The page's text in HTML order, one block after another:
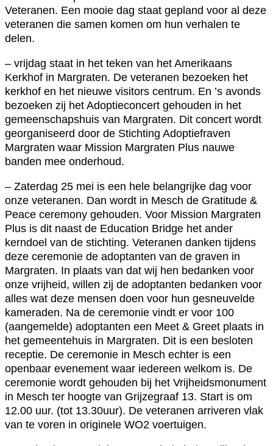
Veteranen. Een mooie dag staat gepland voor al deze
veteranen die samen komen om hun verhalen te
delen.
– vrijdag staat in het teken van het Amerikaans
Kerkhof in Margraten. De veteranen bezoeken het
kerkhof en het nieuwe visitors centrum. En ’s avonds
bezoeken zij het Adoptieconcert gehouden in het
gemeenschapshuis van Margraten. Dit concert wordt
georganiseerd door de Stichting Adoptiefraven
Margraten waar Mission Margraten Plus nauwe
banden mee onderhoud.
– Zaterdag 25 mei is een hele belangrijke dag voor
onze veteranen. Dan wordt in Mesch de Gratitude &
Peace ceremony gehouden. Voor Mission Margraten
Plus is dit naast de Education Bridge het ander
kerndoel van de stichting. Veteranen danken tijdens
deze ceremonie de adoptanten van de graven in
Margraten. In plaats van dat wij hen bedanken voor
onze vrijheid, willen zij de adoptanten bedanken voor
alles wat deze mensen doen voor hun gesneuvelde
kameraden. Na de ceremonie vindt er voor 100
(aangemelde) adoptanten een Meet & Greet plaats in
het gemeentehuis in Margraten. Dit is een besloten
receptie. De ceremonie in Mesch echter is een
openbaar evenement waar iedereen welkom is. De
ceremonie wordt gehouden bij het Vrijheidsmonument
in Mesch ter hoogte van Grijzegraaf 13. Start is om
12.00 uur. (tot 13.30uur). De veteranen arriveren vlak
van te voren in originele WO2 voertuigen.